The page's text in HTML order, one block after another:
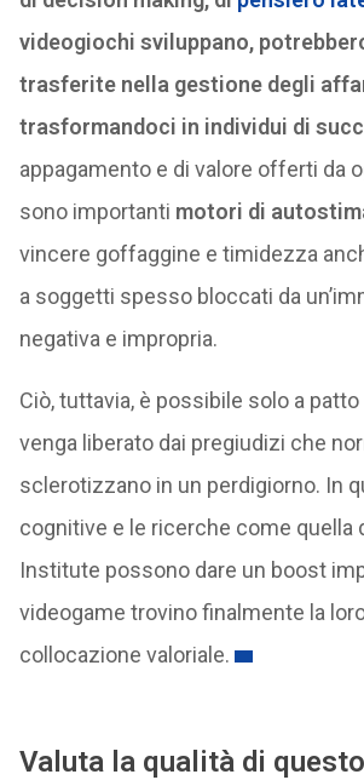
videogiochi sviluppano,
trasferite nella gestione degli
trasformandoci in individui di
appagamento e di valore offerti da
sono importanti motori di
vincere goffaggine e timidezza
a soggetti spesso bloccati da
negativa e impropria.
Ciò, tuttavia, è possibile solo a
venga liberato dai pregiudizi che
sclerotizzano in un perdigiorno. In
cognitive e le ricerche come quella
Institute possono dare un boost
videogame trovino finalmente la
collocazione valoriale.
Valuta la qualità di